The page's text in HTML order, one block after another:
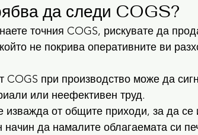
да следи COGS?
точния COGS, рискувате да
не покрива оперативните ви
COGS при производство може да
или неефективен труд.
изважда от общите приходи, за да се
начин да намалите облагаемата си